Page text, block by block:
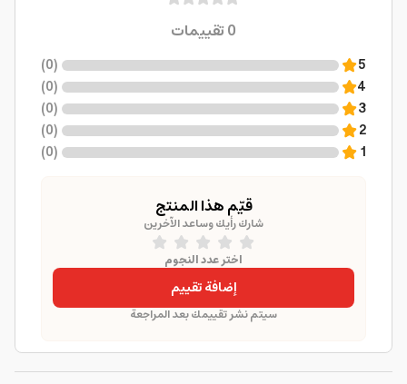
0تقييمات
5
(
0
)
4
(
0
)
3
(
0
)
2
(
0
)
1
(
0
)
قيّم هذا المنتج
شارك رأيك وساعد الآخرين
اختر عدد النجوم
إضافة تقييم
سيتم نشر تقييمك بعد المراجعة